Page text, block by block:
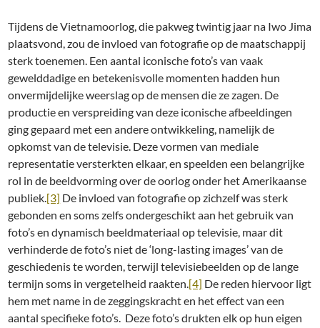
Tijdens de Vietnamoorlog, die pakweg twintig jaar na Iwo Jima
plaatsvond, zou de invloed van fotografie op de maatschappij
sterk toenemen. Een aantal iconische foto’s van vaak
gewelddadige en betekenisvolle momenten hadden hun
onvermijdelijke weerslag op de mensen die ze zagen. De
productie en verspreiding van deze iconische afbeeldingen
ging gepaard met een andere ontwikkeling, namelijk de
opkomst van de televisie. Deze vormen van mediale
representatie versterkten elkaar, en speelden een belangrijke
rol in de beeldvorming over de oorlog onder het Amerikaanse
publiek.[3] De invloed van fotografie op zichzelf was sterk
gebonden en soms zelfs ondergeschikt aan het gebruik van
foto’s en dynamisch beeldmateriaal op televisie, maar dit
verhinderde de foto’s niet de ‘long-lasting images’ van de
geschiedenis te worden, terwijl televisiebeelden op de lange
termijn soms in vergetelheid raakten.[4] De reden hiervoor ligt
hem met name in de zeggingskracht en het effect van een
aantal specifieke foto’s. Deze foto’s drukten elk op hun eigen